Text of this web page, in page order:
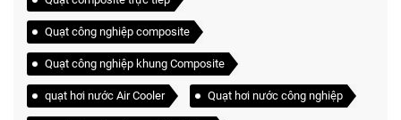
Quạt công nghiệp composite
Quạt công nghiệp khung Composite
quạt hơi nước Air Cooler Quạt hơi nước công nghiệp